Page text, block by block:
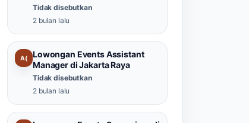
Tidak disebutkan
2 bulan lalu
A(
Lowongan Events Assistant
Manager di Jakarta Raya
Tidak disebutkan
2 bulan lalu